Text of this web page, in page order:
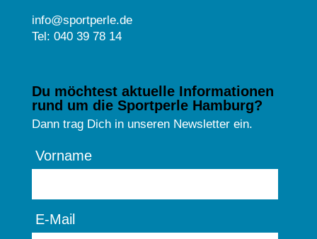
info@sportperle.de
Tel: 040 39 78 14
Du möchtest aktuelle Informationen
rund um die Sportperle Hamburg?
Dann trag Dich in unseren Newsletter ein.
Vorname
E-Mail